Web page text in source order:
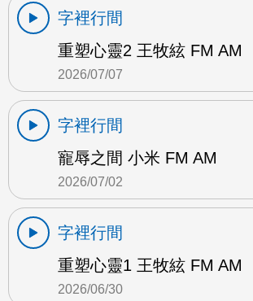
字裡行間
重塑心靈2 王牧絃 FM AM
2026/07/07
字裡行間
寵辱之間 小米 FM AM
2026/07/02
字裡行間
重塑心靈1 王牧絃 FM AM
2026/06/30